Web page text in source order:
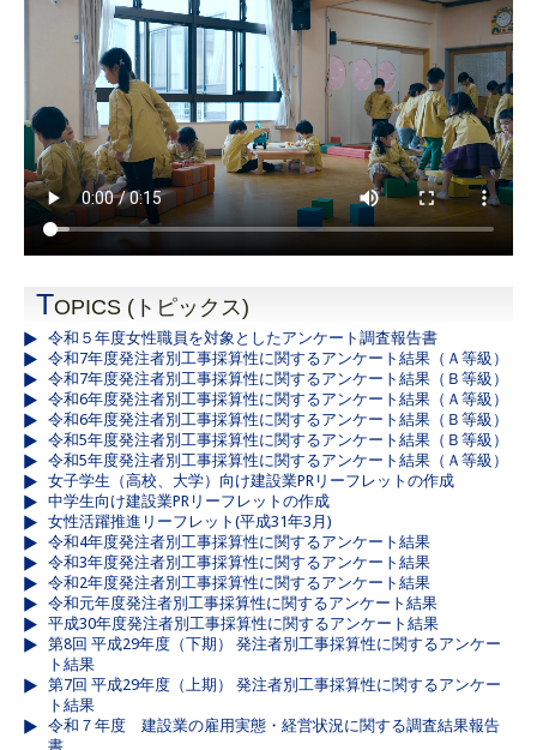
TOPICS (トピックス)
令和５年度女性職員を対象としたアンケート調査報告書
令和7年度発注者別工事採算性に関するアンケート結果（Ａ等級）
令和7年度発注者別工事採算性に関するアンケート結果（Ｂ等級）
令和6年度発注者別工事採算性に関するアンケート結果（Ａ等級）
令和6年度発注者別工事採算性に関するアンケート結果（Ｂ等級）
令和5年度発注者別工事採算性に関するアンケート結果（Ｂ等級）
令和5年度発注者別工事採算性に関するアンケート結果（Ａ等級）
女子学生（高校、大学）向け建設業PRリーフレットの作成
中学生向け建設業PRリーフレットの作成
女性活躍推進リーフレット(平成31年3月)
令和4年度発注者別工事採算性に関するアンケート結果
令和3年度発注者別工事採算性に関するアンケート結果
令和2年度発注者別工事採算性に関するアンケート結果
令和元年度発注者別工事採算性に関するアンケート結果
平成30年度発注者別工事採算性に関するアンケート結果
第8回 平成29年度（下期） 発注者別工事採算性に関するアンケー
ト結果
第7回 平成29年度（上期） 発注者別工事採算性に関するアンケー
ト結果
令和７年度 建設業の雇用実態・経営状況に関する調査結果報告
書